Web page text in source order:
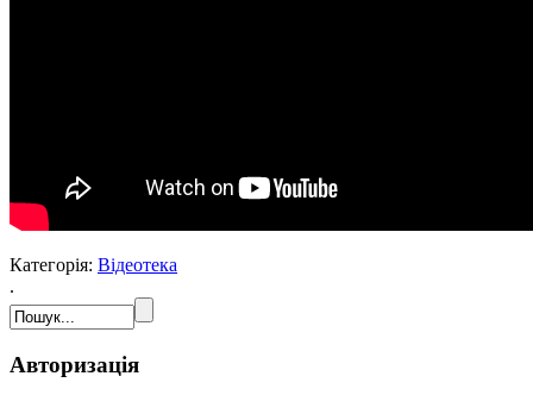
Категорія: Відеотека
.
Авторизація